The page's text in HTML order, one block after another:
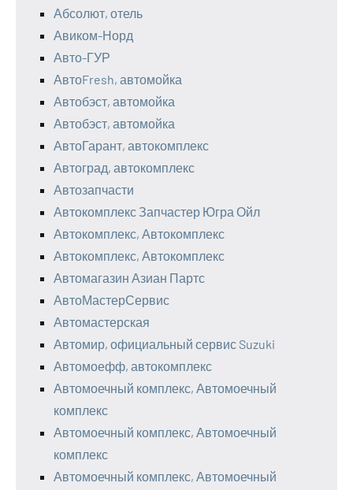
Абсолют, отель
Авиком-Норд
Авто-ГУР
АвтоFresh, автомойка
Автобэст, автомойка
Автобэст, автомойка
АвтоГарант, автокомплекс
Автоград, автокомплекс
Автозапчасти
Автокомплекс Запчастер Югра Ойл
Автокомплекс, Автокомплекс
Автокомплекс, Автокомплекс
Автомагазин Азиан Партс
АвтоМастерСервис
Автомастерская
Автомир, официальный сервис Suzuki
Автомоефф, автокомплекс
Автомоечный комплекс, Автомоечный
комплекс
Автомоечный комплекс, Автомоечный
комплекс
Автомоечный комплекс, Автомоечный